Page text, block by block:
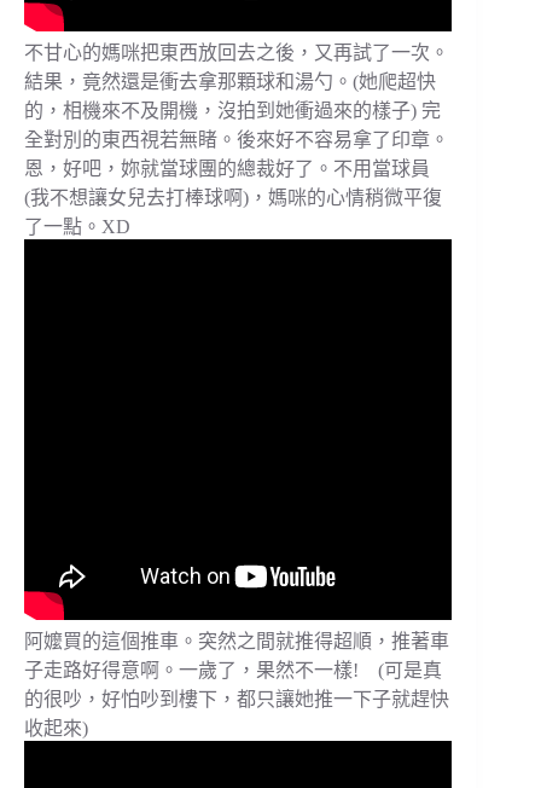
不甘心的媽咪把東西放回去之後，又再試了一次。
結果，竟然還是衝去拿那顆球和湯勺。(她爬超快
的，相機來不及開機，沒拍到她衝過來的樣子) 完
全對別的東西視若無睹。後來好不容易拿了印章。
恩，好吧，妳就當球團的總裁好了。不用當球員
(我不想讓女兒去打棒球啊)，媽咪的心情稍微平復
了一點。XD
阿嬤買的這個推車。突然之間就推得超順，推著車
子走路好得意啊。一歲了，果然不一樣! (可是真
的很吵，好怕吵到樓下，都只讓她推一下子就趕快
收起來)